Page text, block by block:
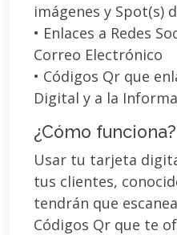
imágenes y Spot(s)
• Enlaces a Redes
Correo Electrónico
• Códigos Qr que
Digital y a la
¿Cómo funciona?
Usar tu tarjeta
tus clientes,
tendrán que
Códigos Qr que te